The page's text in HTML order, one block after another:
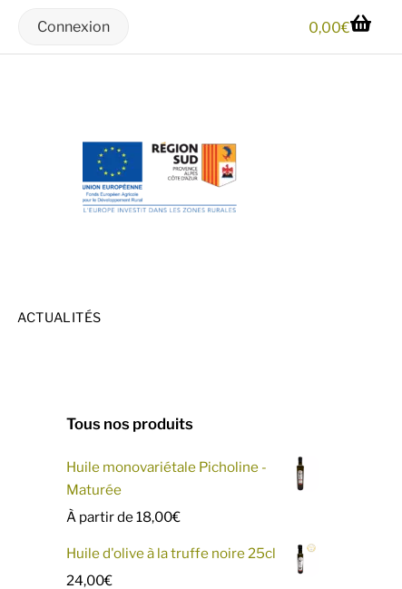
Connexion 0,00€
ACTUALITÉS
Tous nos produits
Huile monovariétale Picholine -
Maturée
À partir de18,00€
Huile d'olive à la truffe noire 25cl
24,00€